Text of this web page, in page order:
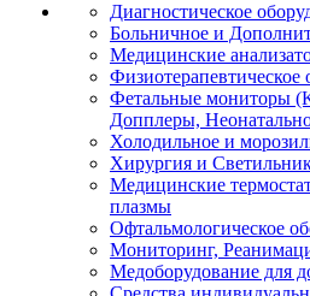
Диагностическое
Больничное и
Медицинские
Физиотерапевтическое
Фетальные мониторы
Допплеры,
Холодильное и
Хирургия и
Медицинские
плазмы
Офтальмологическое
Мониторинг,
Медоборудование для